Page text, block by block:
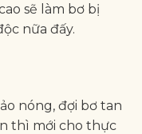
sẽ làm bơ bị
nữa đấy.
nóng, đợi bơ tan
thì mới cho thực